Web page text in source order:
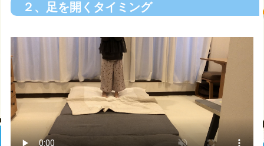
２、足を開くタイミング